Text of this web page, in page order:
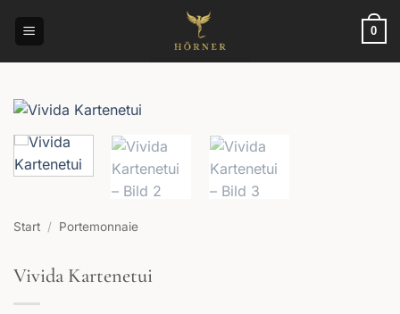
Inhalt
0
Start / Portemonnaie
Vivida Kartenetui